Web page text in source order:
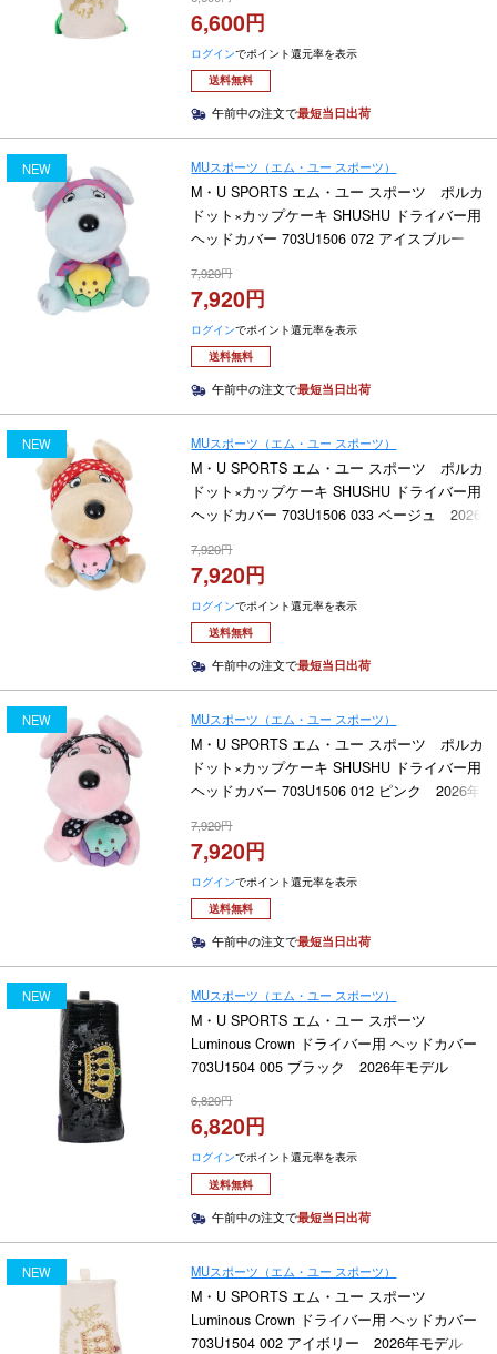
6,600
ログインでポイント還元率を表示
送料無料
午前中の注文で最短当日出荷
NEW MUスポーツ（エム・ユー スポーツ）
M・U SPORTS エム・ユー スポーツ ポルカ
ドット×カップケーキ SHUSHU ドライバー用
ヘッドカバー 703U1506 072 アイスブルー
7,920
7,920
ログインでポイント還元率を表示
送料無料
午前中の注文で最短当日出荷
NEW MUスポーツ（エム・ユー スポーツ）
M・U SPORTS エム・ユー スポーツ ポルカ
ドット×カップケーキ SHUSHU ドライバー用
ヘッドカバー 703U1506 033 ベージュ 2026
7,920
7,920
ログインでポイント還元率を表示
送料無料
午前中の注文で最短当日出荷
NEW MUスポーツ（エム・ユー スポーツ）
M・U SPORTS エム・ユー スポーツ ポルカ
ドット×カップケーキ SHUSHU ドライバー用
ヘッドカバー 703U1506 012 ピンク 2026年
7,920
7,920
ログインでポイント還元率を表示
送料無料
午前中の注文で最短当日出荷
NEW MUスポーツ（エム・ユー スポーツ）
M・U SPORTS エム・ユー スポーツ
Luminous Crown ドライバー用 ヘッドカバー
703U1504 005 ブラック 2026年モデル
6,820
6,820
ログインでポイント還元率を表示
送料無料
午前中の注文で最短当日出荷
NEW MUスポーツ（エム・ユー スポーツ）
M・U SPORTS エム・ユー スポーツ
Luminous Crown ドライバー用 ヘッドカバー
703U1504 002 アイボリー 2026年モデル